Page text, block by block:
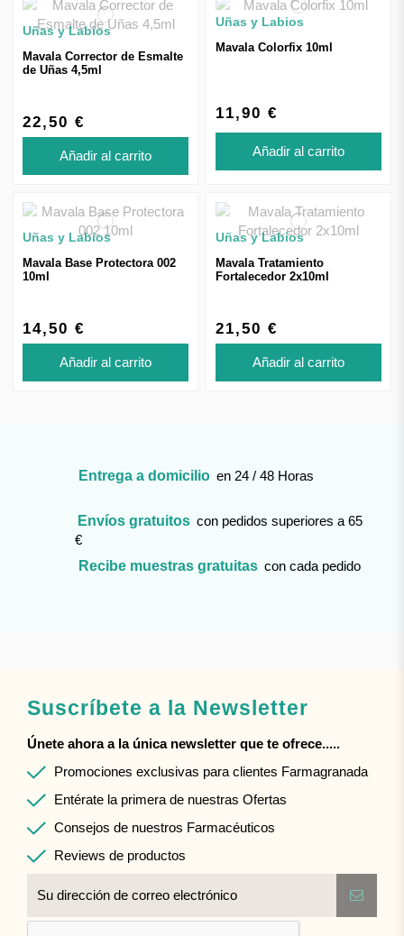
Uñas y Labios
Mavala Corrector de Esmalte
de Uñas 4,5ml
22,50 €
Añadir al carrito
Uñas y Labios
Mavala Colorfix 10ml
11,90 €
Añadir al carrito
Uñas y Labios
Mavala Base Protectora 002
10ml
14,50 €
Añadir al carrito
Uñas y Labios
Mavala Tratamiento
Fortalecedor 2x10ml
21,50 €
Añadir al carrito
Entrega a domicilio en 24 / 48 Horas
Envíos gratuitos con pedidos superiores a 65
€
Recibe muestras gratuitas con cada pedido
Suscríbete a la Newsletter
Únete ahora a la única newsletter que te ofrece.....
Promociones exclusivas para clientes Farmagranada
Entérate la primera de nuestras Ofertas
Consejos de nuestros Farmacéuticos
Reviews de productos